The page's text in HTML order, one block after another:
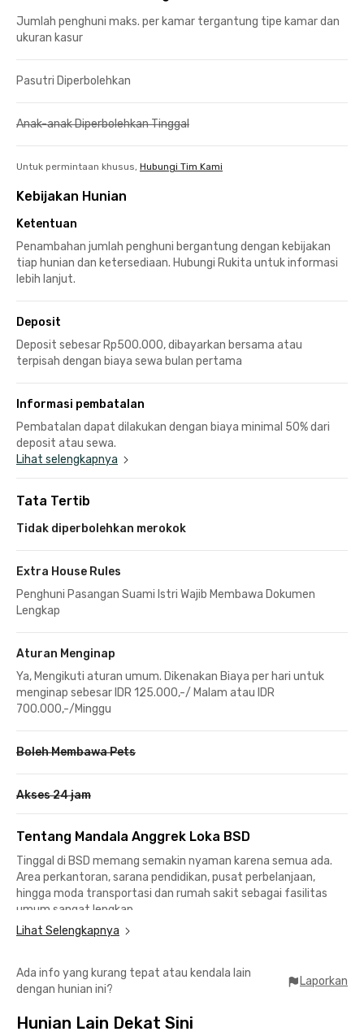
Jumlah penghuni maks. per kamar tergantung tipe kamar dan
ukuran kasur
Pasutri Diperbolehkan
Anak-anak Diperbolehkan Tinggal
Untuk permintaan khusus, Hubungi Tim Kami
Kebijakan Hunian
Ketentuan
Penambahan jumlah penghuni bergantung dengan kebijakan
tiap hunian dan ketersediaan. Hubungi Rukita untuk informasi
lebih lanjut.
Deposit
Deposit sebesar Rp500.000, dibayarkan bersama atau
terpisah dengan biaya sewa bulan pertama
Informasi pembatalan
Pembatalan dapat dilakukan dengan biaya minimal 50% dari
deposit atau sewa.
Lihat selengkapnya
Tata Tertib
Tidak diperbolehkan merokok
Extra House Rules
Penghuni Pasangan Suami Istri Wajib Membawa Dokumen
Lengkap
Aturan Menginap
Ya, Mengikuti aturan umum. Dikenakan Biaya per hari untuk
menginap sebesar IDR 125.000,-/ Malam atau IDR
700.000,-/Minggu
Boleh Membawa Pets
Akses 24 jam
Tentang Mandala Anggrek Loka BSD
Tinggal di BSD memang semakin nyaman karena semua ada.
Area perkantoran, sarana pendidikan, pusat perbelanjaan,
hingga moda transportasi dan rumah sakit sebagai fasilitas
umum sangat lengkap.
Kamu juga bisa tinggal di Mandala Anggrek Loka BSD untuk
perumahan modern, kost eksklusif ini pas buat mendukung
mobilisasi sehari-harimu.
Lokasinya strategis ke Stasiun Rawa Buntu yang berjarak 10
Lihat Selengkapnya
Ada info yang kurang tepat atau kendala lain
dengan hunian ini?
Laporkan
Hunian Lain Dekat Sini